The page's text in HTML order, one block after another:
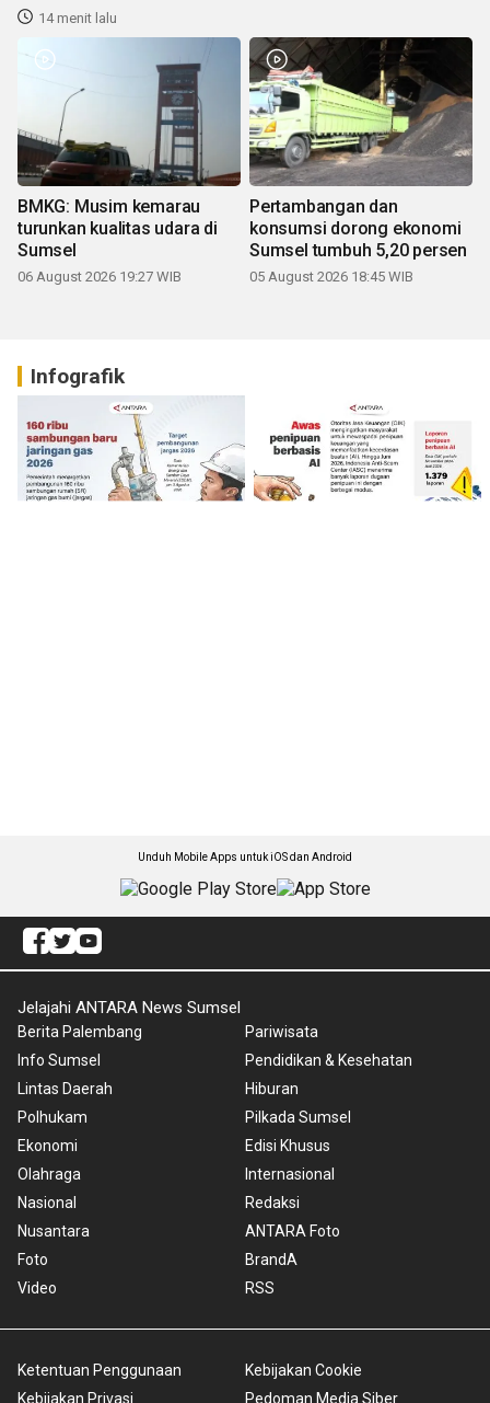
14 menit lalu
BMKG: Musim kemarau
turunkan kualitas udara di
Sumsel
06 August 2026 19:27 WIB
Pertambangan dan
konsumsi dorong ekonomi
Sumsel tumbuh 5,20 persen
05 August 2026 18:45 WIB
Infografik
Unduh Mobile Apps untuk iOS dan Android
Jelajahi ANTARA News Sumsel
Berita Palembang
Info Sumsel
Lintas Daerah
Polhukam
Ekonomi
Olahraga
Nasional
Nusantara
Foto
Video
Pariwisata
Pendidikan & Kesehatan
Hiburan
Pilkada Sumsel
Edisi Khusus
Internasional
Redaksi
ANTARA Foto
BrandA
RSS
Ketentuan Penggunaan
Kebijakan Privasi
Kebijakan Cookie
Pedoman Media Siber